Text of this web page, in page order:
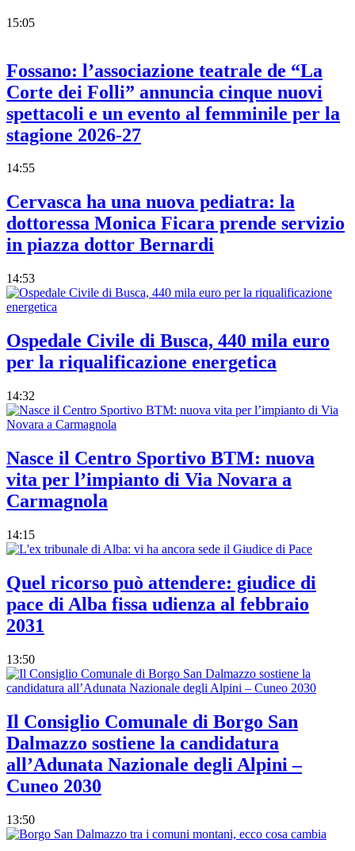
15:05
Fossano: l’associazione teatrale de “La
Corte dei Folli” annuncia cinque nuovi
spettacoli e un evento al femminile per la
stagione 2026-27
14:55
Cervasca ha una nuova pediatra: la
dottoressa Monica Ficara prende servizio
in piazza dottor Bernardi
14:53
Ospedale Civile di Busca, 440 mila euro
per la riqualificazione energetica
14:32
Nasce il Centro Sportivo BTM: nuova
vita per l’impianto di Via Novara a
Carmagnola
14:15
Quel ricorso può attendere: giudice di
pace di Alba fissa udienza al febbraio
2031
13:50
Il Consiglio Comunale di Borgo San
Dalmazzo sostiene la candidatura
all’Adunata Nazionale degli Alpini –
Cuneo 2030
13:50